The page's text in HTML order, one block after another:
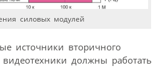
силовых модулей
источники вторичного
должны работать